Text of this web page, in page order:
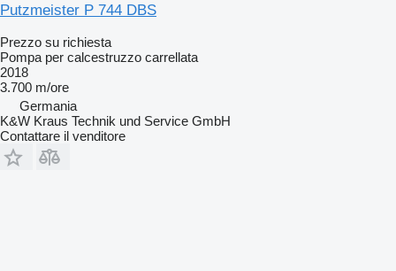
Putzmeister P 744 DBS
Prezzo su richiesta
Pompa per calcestruzzo carrellata
2018
3.700 m/ore
Germania
K&W Kraus Technik und Service GmbH
Contattare il venditore